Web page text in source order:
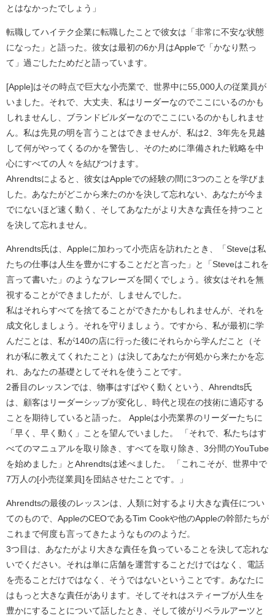
とはなかったでしょう」
転職してハイテク企業に転職したことで彼女は「非常に不安な状態
になった」と語った。彼女は最初の6か月はAppleで「かなり黙っ
て」過ごしたためだと語っています。
[Apple]はその時点で巨大な小売業で、世界中に55,000人の従業員が
いました。それで、大丈夫、私はリーダーなのでここにいるのかも
しれませんし、ブランドビルダーなのでここにいるのかもしれませ
ん。私は先見の明を言うことはできませんが、私は2、3年先を見越
して何がやってくるのかを警告し、そのために準備された戦略を中
心にすべての人々を結びつけます。
Ahrendtsによると、彼女はAppleでの経験の間に3つのことを学びま
した。あなたがどこから来たのかを決して忘れない、あなたが今ま
でにないほど速く動く、そしてあなたがより大きな責任を持つこと
を決して忘れません。
Ahrendts氏は、Appleに加わって小売店を訪れたとき、「Steveは私
たちの仕事は人生を豊かにすることだと言った」と「Steveはこれを
言って書いた」のようなフレーズを聞くでしょう。彼女はそれを無
視することができましたが、しませんでした。
私はそれらすべてを捨てることができたかもしれませんが、それを
成文化しましょう。それを守りましょう。ですから、私が最初に学
んだことは、私が140の店に行った後にそれらから学んだこと（そ
れが私に教えてくれたこと）は決してあなたが何処から来たかを忘
れ、あなたの基礎としてそれを使うことです。
2番目のレッスンでは、物事はすばやく動くという、Ahrendts氏
は、顧客はリーダーシップが変化し、時代と現在の技術に適応する
ことを期待していると語った。 Appleは小売業界のリーダーたちに
「早く、早く動く」ことを望んでいました。 「それで、私たちはす
べてのマニュアルを取り除き、すべてを取り除き、3分間のYouTube
を始めました」とAhrendtsは述べました。 「これこそが、世界中で
7万人の[小売従業員]を団結させたことです。」
Ahrendtsの最後のレッスンは、人類に対するより大きな責任につい
てのもので、AppleのCEOであるTim Cookや他のAppleの幹部たちが
これまで何度も言ってきたようなもののようだ。
3つ目は、あなたがより大きな責任を負っていることを決して忘れな
いでください。それは単に店舗を運営することだけではなく、電話
を売ることだけではなく、そうではないということです。あなたに
はもっと大きな責任があります。そしてそれはスティーブが人生を
豊かにすることについて話したとき、そして彼がリベラルアーツと